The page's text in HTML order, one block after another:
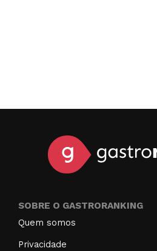
SOBRE O GASTRORANKING
Quem somos
Privacidade